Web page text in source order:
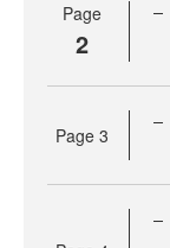
Page
2
Page 3